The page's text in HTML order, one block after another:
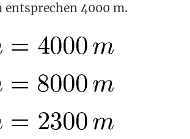
entsprechen 4000 m.